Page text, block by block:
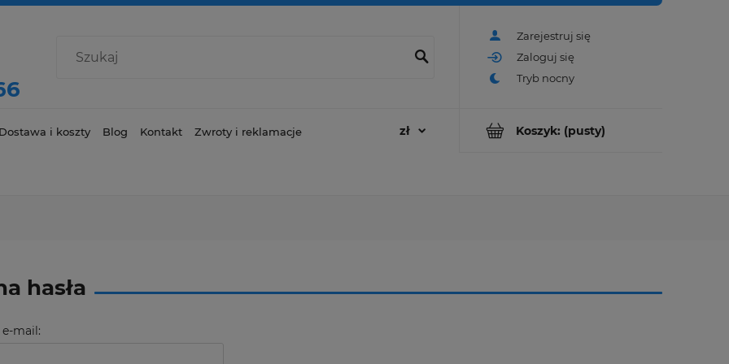
Zarejestruj się
Zaloguj się
Koszyk: (pusty)
i koszty Blog Kontakt Zwroty i reklamacje
hasła
mail: